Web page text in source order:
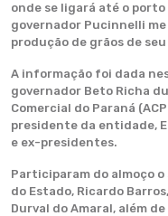
onde se ligará até o porto
governador Pucinnelli
produção de grãos de
A informação foi dada
governador Beto Richa
Comercial do Paraná
presidente da entidade,
e ex-presidentes.
Participaram do almoço
do Estado, Ricardo
Durval do Amaral, além